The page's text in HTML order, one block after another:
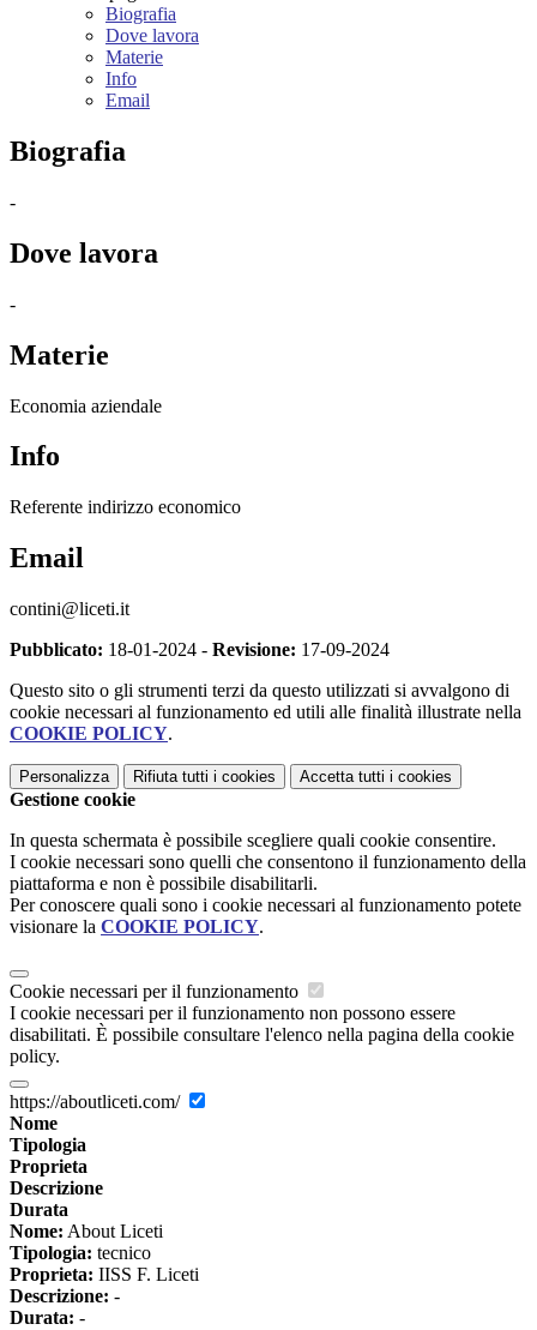
Biografia
Dove lavora
Materie
Info
Email
Biografia
-
Dove lavora
-
Materie
Economia aziendale
Info
Referente indirizzo economico
Email
contini@liceti.it
Pubblicato: 18-01-2024 - Revisione: 17-09-2024
Questo sito o gli strumenti terzi da questo utilizzati si avvalgono di
cookie necessari al funzionamento ed utili alle finalità illustrate nella
COOKIE POLICY.
Personalizza Rifiuta tutti i cookies Accetta tutti i cookies
Gestione cookie
In questa schermata è possibile scegliere quali cookie consentire.
I cookie necessari sono quelli che consentono il funzionamento della
piattaforma e non è possibile disabilitarli.
Per conoscere quali sono i cookie necessari al funzionamento potete
visionare la COOKIE POLICY.
Cookie necessari per il funzionamento
I cookie necessari per il funzionamento non possono essere
disabilitati. È possibile consultare l'elenco nella pagina della cookie
policy.
https://aboutliceti.com/
Nome
Tipologia
Proprieta
Descrizione
Durata
Nome: About Liceti
Tipologia: tecnico
Proprieta: IISS F. Liceti
Descrizione: -
Durata: -